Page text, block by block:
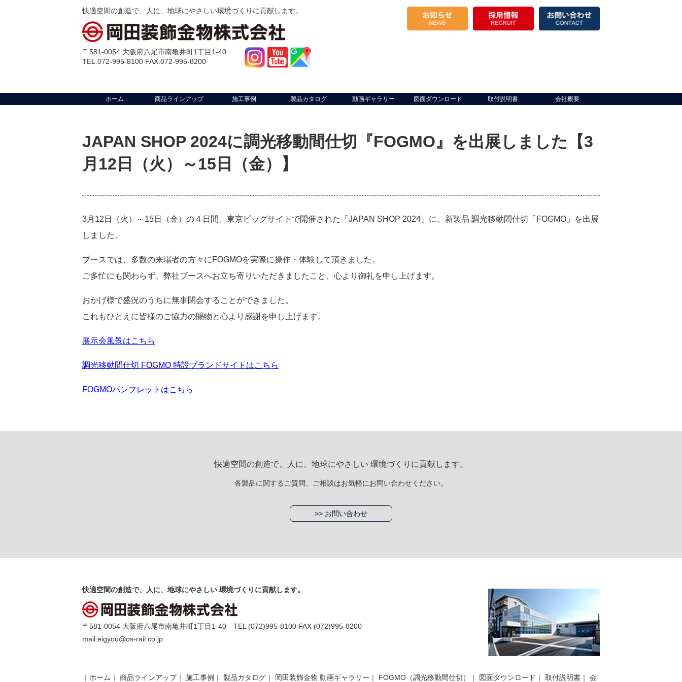
快適空間の創造で、人に、地球にやさしい環境づくりに貢献します。
〒581-0054 大阪府八尾市南亀井町1丁目1-40
TEL.072-995-8100 FAX.072-995-8200
ホーム 商品ラインアップ 施工事例 製品カタログ 動画ギャラリー 図面ダウンロード 取付説明書 会社概要
JAPAN SHOP 2024に調光移動間仕切『FOGMO』を出展しました【3
月12日（火）～15日（金）】
3月12日（火）～15日（金）の４日間、東京ビッグサイトで開催された「JAPAN SHOP 2024」に、新製品 調光移動間仕切「FOGMO」を出展
しました。
ブースでは、多数の来場者の方々にFOGMOを実際に操作・体験して頂きました。
ご多忙にも関わらず、弊社ブースへお立ち寄りいただきましたこと、心より御礼を申し上げます。
おかげ様で盛況のうちに無事閉会することができました。
これもひとえに皆様のご協力の賜物と心より感謝を申し上げます。
展示会風景はこちら
調光移動間仕切 FOGMO 特設ブランドサイトはこちら
FOGMOパンフレットはこちら
快適空間の創造で、人に、地球にやさしい 環境づくりに貢献します。
各製品に関するご質問、ご相談はお気軽にお問い合わせください。
>> お問い合わせ
快適空間の創造で、人に、地球にやさしい 環境づくりに貢献します。
〒581-0054 大阪府八尾市南亀井町1丁目1-40 TEL (072)995-8100 FAX (072)995-8200
mail:eigyou@os-rail.co.jp
｜ ホーム ｜ 商品ラインアップ｜ 施工事例 ｜ 製品カタログ ｜ 岡田装飾金物 動画ギャラリー ｜ FOGMO（調光移動間仕切） ｜ 図面ダウンロード ｜ 取付説明書 ｜ 会